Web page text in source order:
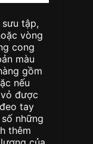
tập,
vòng
cong
màu
gồm
nếu
được
tay
những
thêm